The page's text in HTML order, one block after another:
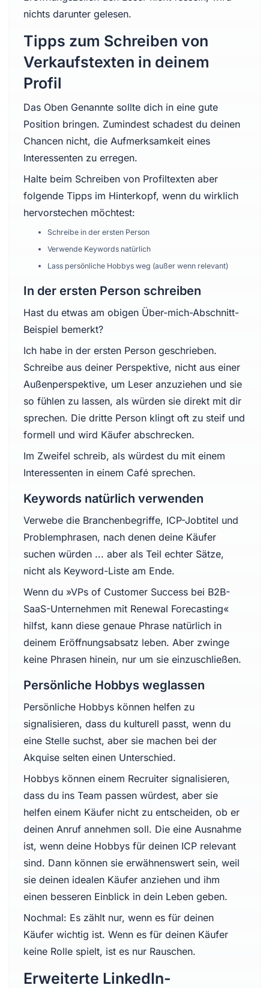
nichts darunter gelesen.
Tipps zum Schreiben von
Verkaufstexten in deinem
Profil
Das Oben Genannte sollte dich in eine gute
Position bringen. Zumindest schadest du deinen
Chancen nicht, die Aufmerksamkeit eines
Interessenten zu erregen.
Halte beim Schreiben von Profiltexten aber
folgende Tipps im Hinterkopf, wenn du wirklich
hervorstechen möchtest:
Schreibe in der ersten Person
Verwende Keywords natürlich
Lass persönliche Hobbys weg (außer wenn relevant)
In der ersten Person schreiben
Hast du etwas am obigen Über-mich-Abschnitt-
Beispiel bemerkt?
Ich habe in der ersten Person geschrieben.
Schreibe aus deiner Perspektive, nicht aus einer
Außenperspektive, um Leser anzuziehen und sie
so fühlen zu lassen, als würden sie direkt mit dir
sprechen. Die dritte Person klingt oft zu steif und
formell und wird Käufer abschrecken.
Im Zweifel schreib, als würdest du mit einem
Interessenten in einem Café sprechen.
Keywords natürlich verwenden
Verwebe die Branchenbegriffe, ICP-Jobtitel und
Problemphrasen, nach denen deine Käufer
suchen würden ... aber als Teil echter Sätze,
nicht als Keyword-Liste am Ende.
Wenn du »VPs of Customer Success bei B2B-
SaaS-Unternehmen mit Renewal Forecasting«
hilfst, kann diese genaue Phrase natürlich in
deinem Eröffnungsabsatz leben. Aber zwinge
keine Phrasen hinein, nur um sie einzuschließen.
Persönliche Hobbys weglassen
Persönliche Hobbys können helfen zu
signalisieren, dass du kulturell passt, wenn du
eine Stelle suchst, aber sie machen bei der
Akquise selten einen Unterschied.
Hobbys können einem Recruiter signalisieren,
dass du ins Team passen würdest, aber sie
helfen einem Käufer nicht zu entscheiden, ob er
deinen Anruf annehmen soll. Die eine Ausnahme
ist, wenn deine Hobbys für deinen ICP relevant
sind. Dann können sie erwähnenswert sein, weil
sie deinen idealen Käufer anziehen und ihm
einen besseren Einblick in dein Leben geben.
Nochmal: Es zählt nur, wenn es für deinen
Käufer wichtig ist. Wenn es für deinen Käufer
keine Rolle spielt, ist es nur Rauschen.
Erweiterte LinkedIn-